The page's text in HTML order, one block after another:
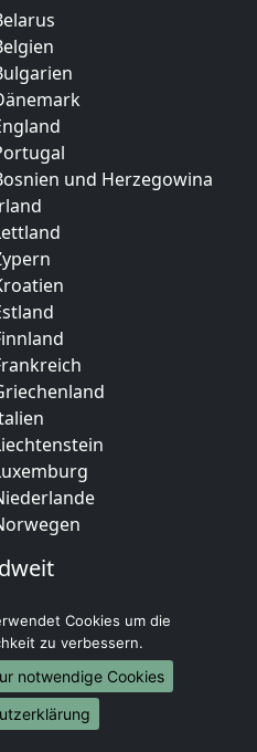
und Herzegowina
am Main
Cookies um die
zu verbessern.
notwendige Cookies